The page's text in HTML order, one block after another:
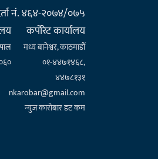
नं. ४६४-२०७४/०७५
कर्पाेरेट कार्यालय
मध्य बानेश्वर, काठमाडौँ
०१-४४७१४६८,
४४७८१३१
nkarobar@gmail.com
न्युज कारोबार डट कम